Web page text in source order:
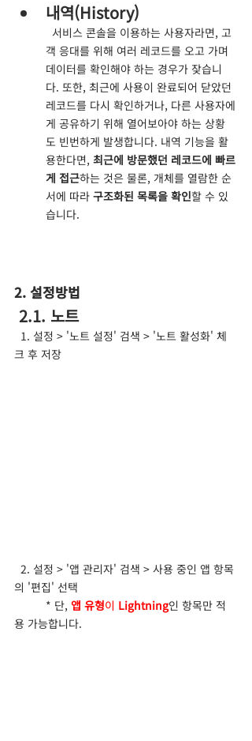
내역(History)
객 응대를 위해 여러 레코드를 오고 가며
데이터를 확인해야 하는 경우가 잦습니
다. 또한, 최근에 사용이 완료되어 닫았던
레코드를 다시 확인하거나, 다른 사용자에
게 공유하기 위해 열어보아야 하는 상황
도 빈번하게 발생합니다. 내역 기능을 활
용한다면, 최근에 방문했던 레코드에 빠르
게 접근하는 것은 물론, 개체를 열람한 순
서에 따라 구조화된 목록을 확인할 수 있
습니다.
2. 설정방법
2.1. 노트
크 후 저장
의 '편집' 선택
	* 단,
앱 유형이 Lightning인 항목만 적
용 가능합니다.